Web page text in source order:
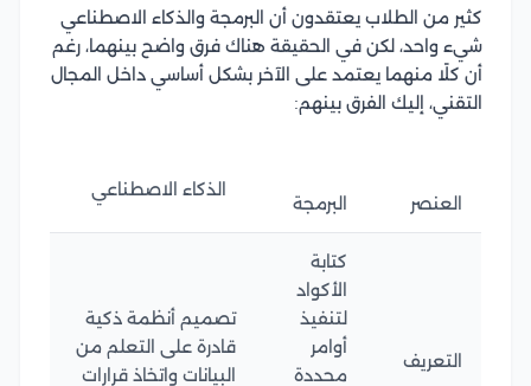
كثير من الطلاب يعتقدون أن البرمجة والذكاء الاصطناعي
شيء واحد، لكن في الحقيقة هناك فرق واضح بينهما، رغم
أن كلًا منهما يعتمد على الآخر بشكل أساسي داخل المجال
التقني، إليك الفرق بينهم:
العنصر البرمجة
الذكاء الاصطناعي
التعريف
كتابة
الأكواد
لتنفيذ
أوامر
محددة
تصميم أنظمة ذكية
قادرة على التعلم من
البيانات واتخاذ قرارات